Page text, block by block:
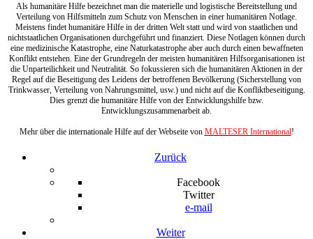
Als humanitäre Hilfe bezeichnet man die materielle und logistische Bereitstellung und
Verteilung von Hilfsmitteln zum Schutz von Menschen in einer humanitären Notlage.
Meistens findet humanitäre Hilfe in der dritten Welt statt und wird von staatlichen und
nichtstaatlichen Organisationen durchgeführt und finanziert. Diese Notlagen können durch
eine medizinische Katastrophe, eine Naturkatastrophe aber auch durch einen bewaffneten
Konflikt entstehen. Eine der Grundregeln der meisten humanitären Hilfsorganisationen ist
die Unparteilichkeit und Neutralität. So fokussieren sich die humanitären Aktionen in der
Regel auf die Beseitigung des Leidens der betroffenen Bevölkerung (Sicherstellung von
Trinkwasser, Verteilung von Nahrungsmittel, usw.) und nicht auf die Konfliktbeseitigung.
Dies grenzt die humanitäre Hilfe von der Entwicklungshilfe bzw.
Entwicklungszusammenarbeit ab.
Mehr über die internationale Hilfe auf der Webseite von MALTESER International!
Zurück
Facebook
Twitter
e-mail
Weiter